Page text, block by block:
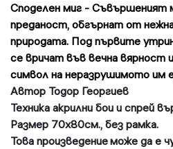
Споделен миг - Съвършеният
преданост, обгърнат от
природата. Под първите
се вричат във вечна вярност
символ на неразрушимото им
Автор Тодор Георгиев
Техника акрилни бои и спрей
Размер 70х80см., без рамка.
Това произведениеможе да е